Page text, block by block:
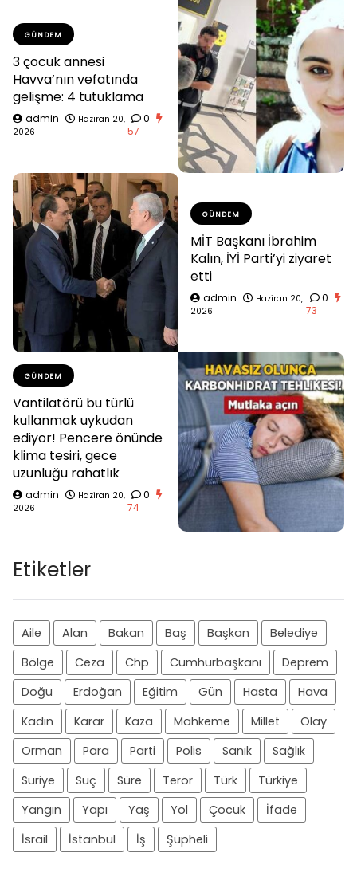
GÜNDEM
3 çocuk annesi
Havva’nın vefatında
gelişme: 4 tutuklama
admin
Haziran 20,
2026
0
57
GÜNDEM
MİT Başkanı İbrahim
Kalın, İYİ Parti’yi ziyaret
etti
admin
Haziran 20,
2026
0
73
GÜNDEM
Vantilatörü bu türlü
kullanmak uykudan
ediyor! Pencere önünde
klima tesiri, gece
uzunluğu rahatlık
admin
Haziran 20,
2026
0
74
Etiketler
Aile Alan Bakan Baş Başkan
Belediye
Bölge
Ceza Chp Cumhurbaşkanı
Deprem
Doğu
Erdoğan Eğitim Gün Hasta
Hava
Kadın
Karar Kaza Mahkeme Millet
Olay
Orman
Para Parti Polis Sanık
Sağlık
Suriye
Suç Süre Terör Türk
Türkiye
Yangın
Yapı Yaş Yol Çocuk
İfade
İsrail
İstanbul İş Şüpheli